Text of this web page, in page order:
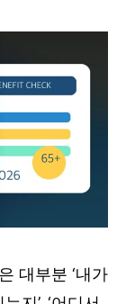
대부분 ‘내가